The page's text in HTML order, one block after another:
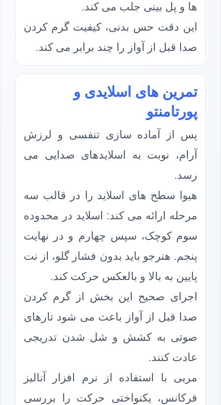
ها و پل بینی جلب می کند.
این دقت حس بدنی، کیفیت گرم کردن
صدا قبل از آواز را چند برابر می کند.
تمرین های اسلایدی و
پورتامنتو
پس از آماده سازی تنفسی و لرزش
آرام، نوبت به اسلایدهای صدایی می
رسد.
هیوا سطح های اسلاید را در قالب سه
مرحله ارائه می کند: اسلاید در محدوده
سوم کوچک، سپس چهارم و در نهایت
پنجم. هنرجو باید بدون فشار گلو، از نت
پایین به بالا و بالعکس حرکت کند.
اجرای صحیح این بخش از گرم کردن
صدا قبل از آواز باعث می شود تارهای
صوتی به کشش و شل شدن تدریجی
عادت کنند.
مربی با استفاده از نرم افزار آنالیز
فرکانس، یکنواختی حرکت را بررسی